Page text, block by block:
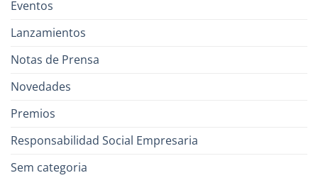
Eventos
Lanzamientos
Notas de Prensa
Novedades
Premios
Responsabilidad Social Empresaria
Sem categoria